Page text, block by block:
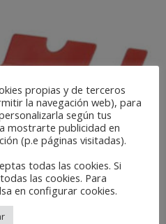
propias y de terceros
la navegación web), para
según tus
mostrarte publicidad en
(p.e páginas visitadas).
todas las cookies. Si
las cookies. Para
en configurar cookies.